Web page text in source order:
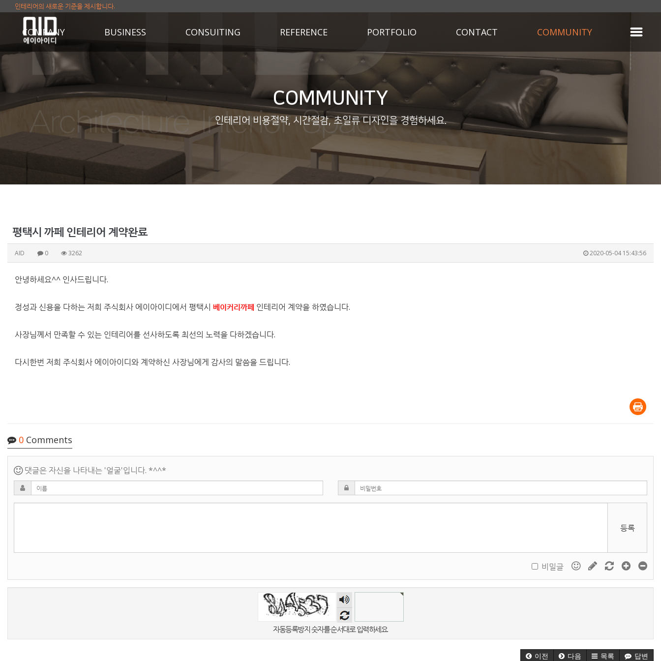
인테리어의 새로운 기준을 제시합니다.
COMPANY BUSINESS CONSUITING REFERENCE PORTFOLIO CONTACT COMMUNITY
COMMUNITY
인테리어 비용절약, 시간절감, 초일류 디자인을 경험하세요.
평택시 까페 인테리어 계약완료
AID 0 3262 2020-05-04 15:43:56
안녕하세요^^ 인사드립니다.
정성과 신용을 다하는 저희 주식회사 에이아이디에서 평택시 베이커리까페 인테리어 계약을 하였습니다.
사장님께서 만족할 수 있는 인테리어를 선사하도록 최선의 노력을 다하겠습니다.
다시한번 저희 주식회사 에이아이디와 계약하신 사장님에게 감사의 말씀을 드립니다.
0 Comments
댓글은 자신을 나타내는 '얼굴'입니다. *^^*
등록
비밀글
숫자
음성
듣기
자동등록방지 숫자를 순서대로 입력하세요.
이전 다음 목록 답변